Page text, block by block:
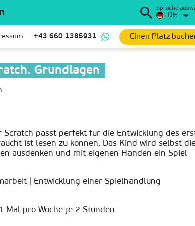
Sprache
DE
+43 660 1385931 Einen Platz
Grundlagen
passt perfekt für die Entwicklung des
ist lesen zu können. Das Kind wird selbst
ausdenken und mit eigenen Händen ein Spiel
| Entwicklung einer Spielhandlung
pro Woche je 2 Stunden